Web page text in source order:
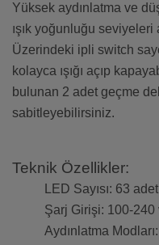
Yüksek aydınlatma ve
ışık yoğunluğu
Üzerindeki ipli switch
kolayca ışığı açıp
bulunan 2 adet geçme
sabitleyebilirsiniz.
Teknik Özellikler:
LED Sayısı: 63
Şarj Girişi: 100-240
Aydınlatma